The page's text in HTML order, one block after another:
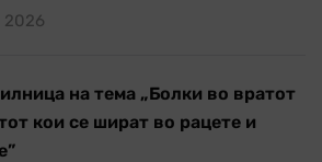
2026
на тема „Болки во вратот
кои се шират во рацете и